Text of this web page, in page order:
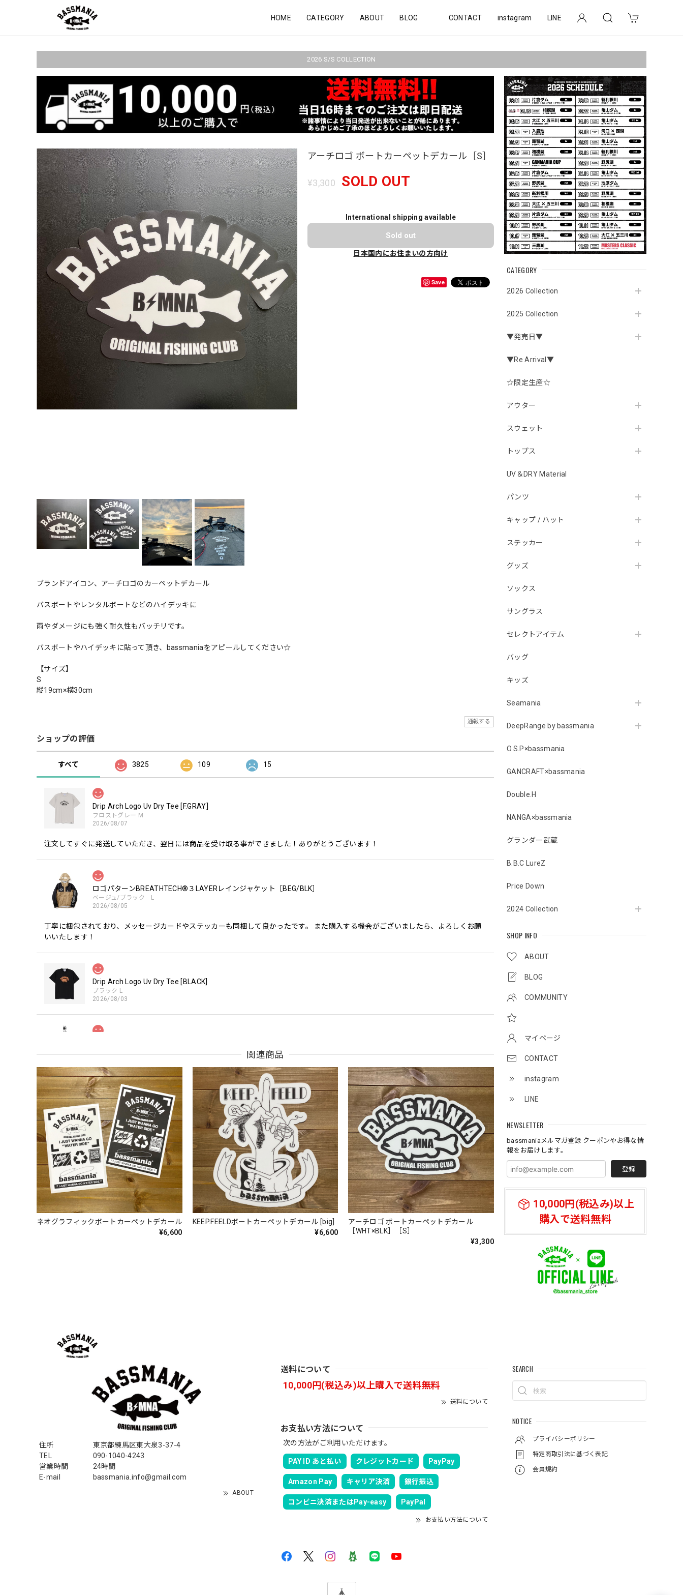
HOME CATEGORY ABOUT BLOG CONTACT instagram LINE
2026 S/S COLLECTION
CATEGORY
2026 Collection
2025 Collection
▼発売日▼
▼Re Arrival▼
☆限定生産☆
アウター
スウェット
トップス
UV＆DRY Material
パンツ
キャップ / ハット
ステッカー
グッズ
ソックス
サングラス
セレクトアイテム
バッグ
キッズ
Seamania
DeepRange by bassmania
O.S.P×bassmania
GANCRAFT×bassmania
Double.H
NANGA×bassmania
グランダー武蔵
B.B.C LureZ
Price Down
2024 Collection
SHOP INFO
ABOUT
BLOG
COMMUNITY
マイページ
CONTACT
instagram
LINE
NEWSLETTER
bassmaniaメルマガ登録 クーポンやお得な情
報をお届けします。
登録
10,000円(税込み)以上
購入で送料無料
アーチロゴ ボートカーペットデカール［S］
¥3,300 SOLD OUT
International shipping available
Sold out
日本国内にお住まいの方向け
Save
ブランドアイコン、アーチロゴのカーペットデカール
バスボートやレンタルボートなどのハイデッキに
雨やダメージにも強く耐久性もバッチリです。
バスボートやハイデッキに貼って頂き、bassmaniaをアピールしてください☆
【サイズ】
S
縦19cm×横30cm
通報する
ショップの評価
すべて 3825 109 15
Drip Arch Logo Uv Dry Tee [F.GRAY]
フロストグレー M
2026/08/07
注文してすぐに発送していただき、翌日には商品を受け取る事ができました！ありがとうございます！
ロゴパターンBREATHTECH®３LAYERレインジャケット［BEG/BLK］
ベージュ/ブラック L
2026/08/05
丁寧に梱包されており、メッセージカードやステッカーも同梱して良かったです。 また購入する機会がございましたら、よろしくお願
いいたします！
Drip Arch Logo Uv Dry Tee [BLACK]
ブラック L
2026/08/03
MIR届きました。発送まで迅速に対応して頂きありがとうございました。
【Seamania】Uv Rush Cool Logo Zip Parka［BLK］［LIMITED］
ブラック L
2026/07/30
発送も早く着心地最高！！！！ セットアップで短パンも買えば良かった！！
Logo Sweat Zip Parka [ASH GRY]
アッシュグレー XXL
2026/07/30
夏の早朝 少し肌寒い時一枚羽織りたい時ちょうど良い。秋 冬 春 中でも外でも、ちょっと良い。厚めの生地がしっかりしてい
ネオプレーンの生地のしなやかな品で、何にでも使えるバスマニアファンには、欠かせないアイテムですよ。ワイヤージャケットは、も
ちろん 車内の、ロッドバーにマッチして、気分も上がります。
アーチロゴ ベビービブ
ネイビー
2026/07/30
この秋、車を新しくする予定で、車内のインテリアに飾る予定です。 可愛いですよ。 生地もしっかりしていて良かったです。
【Double.H】MIR jr
はじめて利用しましたが、商品の梱包も問題なく大変迅速に発送していただけました！ また手書きで書かれたメッセージが同封されて
おり、気遣いの行き届いた対応だなと感じました。 次回も購入する際には利用したいと思っております。 後は購入したルアーで実釣す
関連商品
ネオグラフィックボートカーペットデカール
¥6,600
KEEP.FEELDボートカーペットデカール [big]
¥6,600
アーチロゴ ボートカーペットデカール
［WHT×BLK］［S］
¥3,300
住所
東京都練馬区東大泉3-37-4
TEL
090-1040-4243
営業時間
24時間
E-mail
bassmania.info@gmail.com
ABOUT
送料について
10,000円(税込み)以上購入で送料無料
送料について
お支払い方法について
次の方法がご利用いただけます。
PAY ID あと払い クレジットカード PayPay
Amazon Pay キャリア決済 銀行振込
コンビニ決済またはPay-easy PayPal
お支払い方法について
SEARCH
NOTICE
プライバシーポリシー
特定商取引法に基づく表記
会員規約